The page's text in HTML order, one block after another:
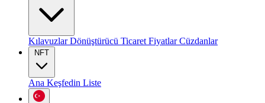
KılavuzlarDönüştürücü Ticaret FiyatlarCüzdanlar
NFT
Ana Keşfedin Liste